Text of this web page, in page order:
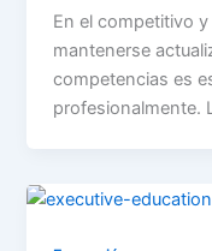
En el competitivo
mantenerse
competencias es
profesionalmente.